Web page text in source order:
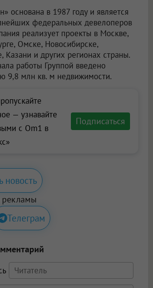
основана в 1987 году и является
федеральных девелоперов
реализует проекты в Москве,
Омске, Новосибирске,
Казани и других регионах страны.
работы Группой введено
9,8 млн кв. м недвижимости.
— узнавайте
с Om1 в
Подписаться
новость
Телеграм